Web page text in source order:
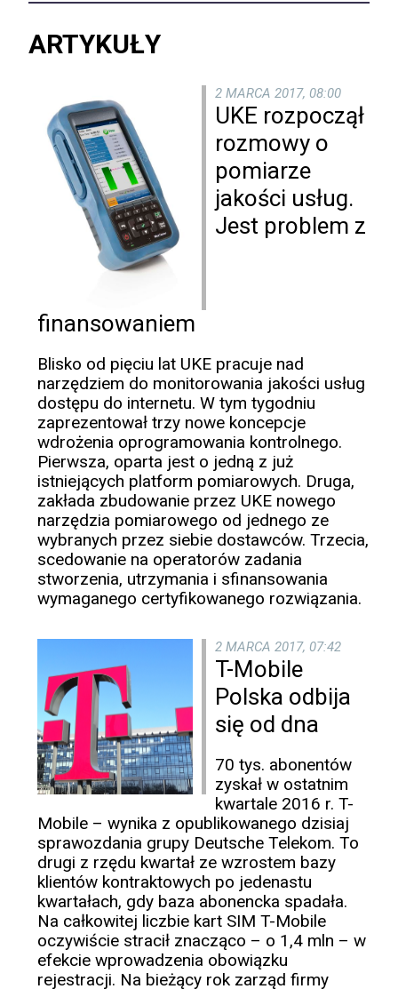
ARTYKUŁY
2 MARCA 2017, 08:00
UKE rozpoczął
rozmowy o
pomiarze
jakości usług.
Jest problem z
finansowaniem
Blisko od pięciu lat UKE pracuje nad
narzędziem do monitorowania jakości usług
dostępu do internetu. W tym tygodniu
zaprezentował trzy nowe koncepcje
wdrożenia oprogramowania kontrolnego.
Pierwsza, oparta jest o jedną z już
istniejących platform pomiarowych. Druga,
zakłada zbudowanie przez UKE nowego
narzędzia pomiarowego od jednego ze
wybranych przez siebie dostawców. Trzecia,
scedowanie na operatorów zadania
stworzenia, utrzymania i sfinansowania
wymaganego certyfikowanego rozwiązania.
2 MARCA 2017, 07:42
T-Mobile
Polska odbija
się od dna
70 tys. abonentów
zyskał w ostatnim
kwartale 2016 r. T-
Mobile – wynika z opublikowanego dzisiaj
sprawozdania grupy Deutsche Telekom. To
drugi z rzędu kwartał ze wzrostem bazy
klientów kontraktowych po jedenastu
kwartałach, gdy baza abonencka spadała.
Na całkowitej liczbie kart SIM T-Mobile
oczywiście stracił znacząco – o 1,4 mln – w
efekcie wprowadzenia obowiązku
rejestracji. Na bieżący rok zarząd firmy